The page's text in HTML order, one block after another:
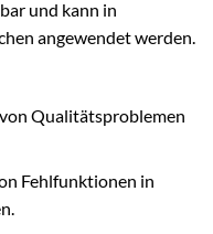
und kann in
angewendet werden.
Qualitätsproblemen
Fehlfunktionen in